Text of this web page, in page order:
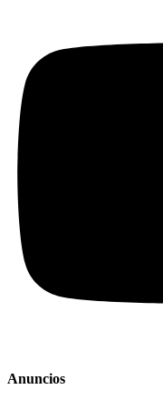
Anuncios